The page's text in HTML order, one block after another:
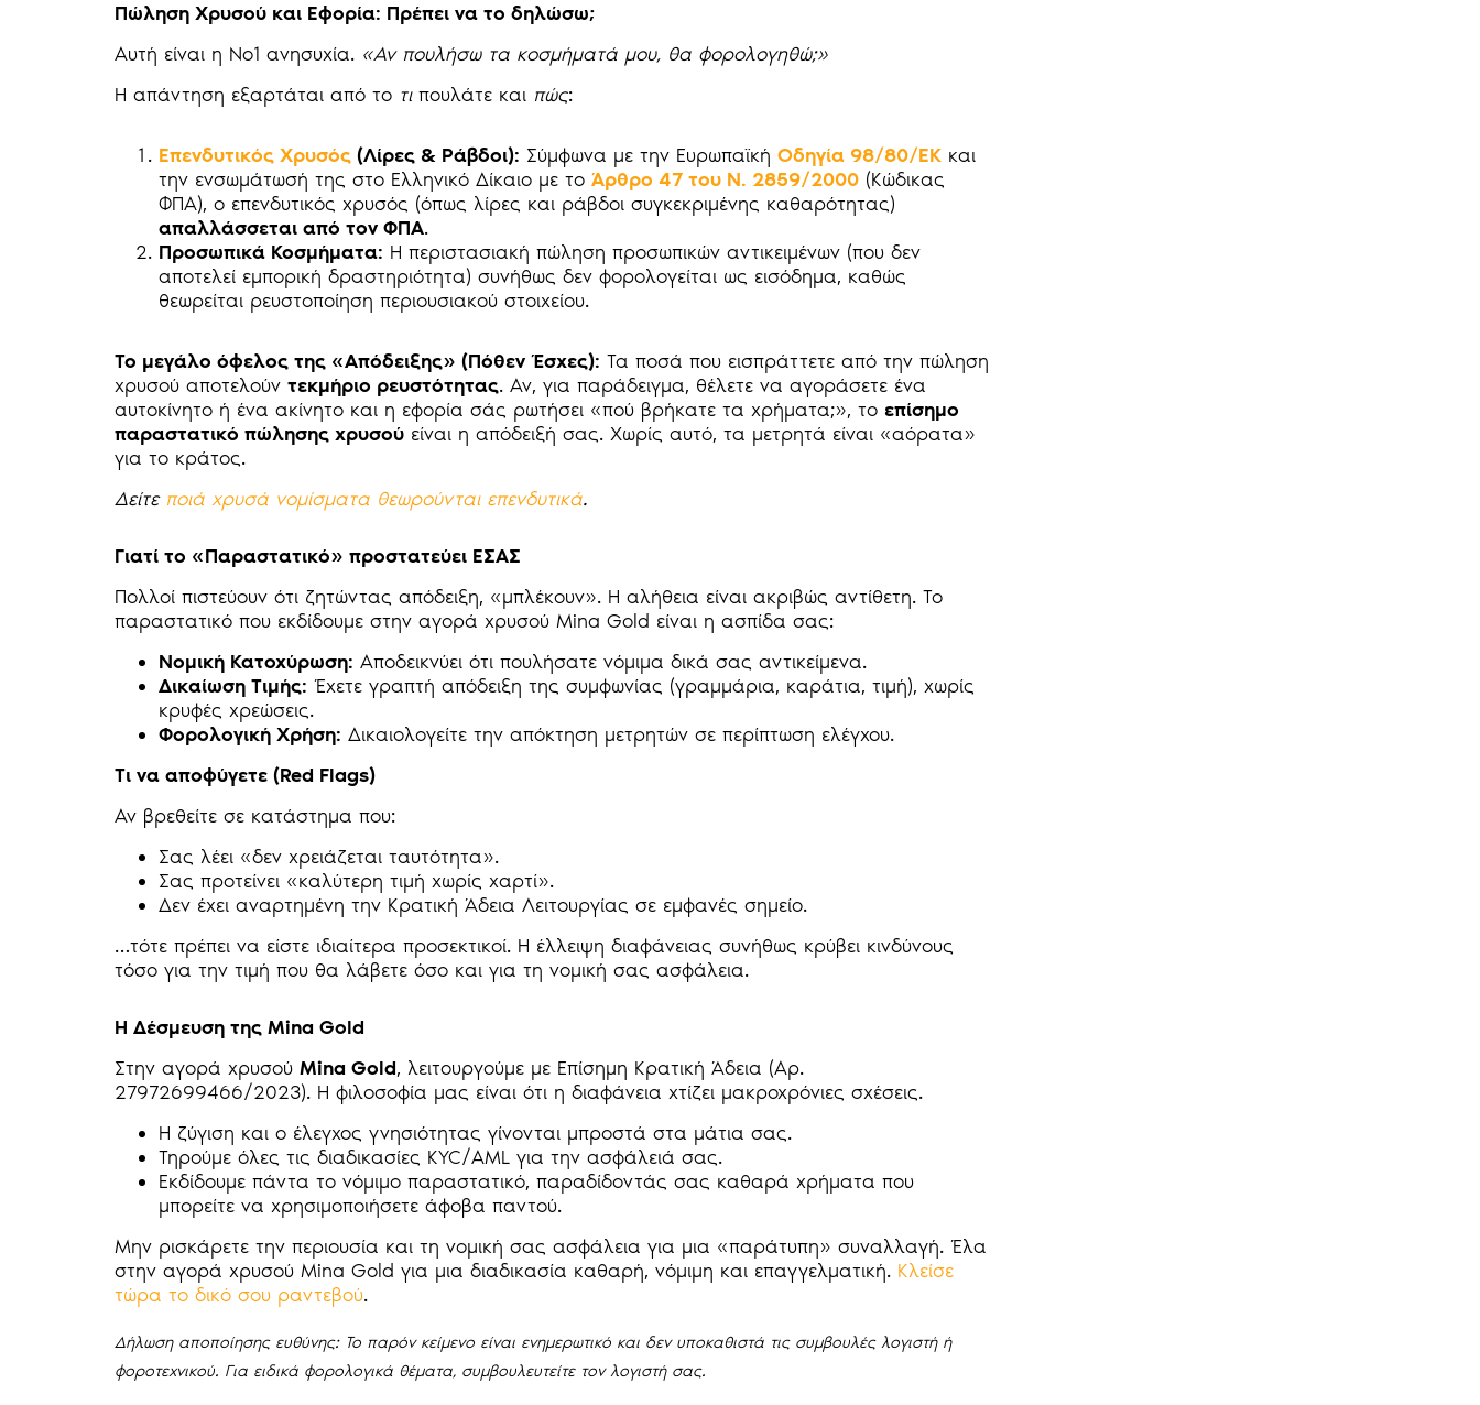
Πώληση Χρυσού και Εφορία: Πρέπει να το δηλώσω;
Αυτή είναι η Νο1 ανησυχία. «Αν πουλήσω τα κοσμήματά μου, θα φορολογηθώ;»
Η απάντηση εξαρτάται από το τιπουλάτε και πώς:
Επενδυτικός Χρυσός (Λίρες & Ράβδοι): Σύμφωνα με την Ευρωπαϊκή Οδηγία 98/80/ΕΚ και
την ενσωμάτωσή της στο Ελληνικό Δίκαιο με το Άρθρο 47 του Ν. 2859/2000 (Κώδικας
ΦΠΑ), ο επενδυτικός χρυσός (όπως λίρες και ράβδοι συγκεκριμένης καθαρότητας)
απαλλάσσεται από τον ΦΠΑ.
Προσωπικά Κοσμήματα: Η περιστασιακή πώληση προσωπικών αντικειμένων (που δεν
αποτελεί εμπορική δραστηριότητα) συνήθως δεν φορολογείται ως εισόδημα, καθώς
θεωρείται ρευστοποίηση περιουσιακού στοιχείου.
Το μεγάλο όφελος της «Απόδειξης» (Πόθεν Έσχες): Τα ποσά που εισπράττετε από την πώληση
χρυσού αποτελούν τεκμήριο ρευστότητας. Αν, για παράδειγμα, θέλετε να αγοράσετε ένα
αυτοκίνητο ή ένα ακίνητο και η εφορία σάς ρωτήσει «πού βρήκατε τα χρήματα;», το επίσημο
παραστατικό πώλησης χρυσού είναι η απόδειξή σας. Χωρίς αυτό, τα μετρητά είναι «αόρατα»
για το κράτος.
Δείτε ποιά χρυσά νομίσματα θεωρούνται επενδυτικά.
Γιατί το «Παραστατικό» προστατεύει ΕΣΑΣ
Πολλοί πιστεύουν ότι ζητώντας απόδειξη, «μπλέκουν». Η αλήθεια είναι ακριβώς αντίθετη. Το
παραστατικό που εκδίδουμε στην αγορά χρυσού Mina Gold είναι η ασπίδα σας:
Νομική Κατοχύρωση: Αποδεικνύει ότι πουλήσατε νόμιμα δικά σας αντικείμενα.
Δικαίωση Τιμής: Έχετε γραπτή απόδειξη της συμφωνίας (γραμμάρια, καράτια, τιμή), χωρίς
κρυφές χρεώσεις.
Φορολογική Χρήση: Δικαιολογείτε την απόκτηση μετρητών σε περίπτωση ελέγχου.
Τι να αποφύγετε (Red Flags)
Αν βρεθείτε σε κατάστημα που:
Σας λέει «δεν χρειάζεται ταυτότητα».
Σας προτείνει «καλύτερη τιμή χωρίς χαρτί».
Δεν έχει αναρτημένη την Κρατική Άδεια Λειτουργίας σε εμφανές σημείο.
…τότε πρέπει να είστε ιδιαίτερα προσεκτικοί. Η έλλειψη διαφάνειας συνήθως κρύβει κινδύνους
τόσο για την τιμή που θα λάβετε όσο και για τη νομική σας ασφάλεια.
Η Δέσμευση της Mina Gold
Στην αγορά χρυσού Mina Gold, λειτουργούμε με Επίσημη Κρατική Άδεια (Αρ.
27972699466/2023). Η φιλοσοφία μας είναι ότι η διαφάνεια χτίζει μακροχρόνιες σχέσεις.
Η ζύγιση και ο έλεγχος γνησιότητας γίνονται μπροστά στα μάτια σας.
Τηρούμε όλες τις διαδικασίες KYC/AML για την ασφάλειά σας.
Εκδίδουμε πάντα το νόμιμο παραστατικό, παραδίδοντάς σας καθαρά χρήματα που
μπορείτε να χρησιμοποιήσετε άφοβα παντού.
Μην ρισκάρετε την περιουσία και τη νομική σας ασφάλεια για μια «παράτυπη» συναλλαγή. Έλα
στην αγορά χρυσού Mina Gold για μια διαδικασία καθαρή, νόμιμη και επαγγελματική. Κλείσε
τώρα το δικό σου ραντεβού.
Δήλωση αποποίησης ευθύνης: Το παρόν κείμενο είναι ενημερωτικό και δεν υποκαθιστά τις συμβουλές λογιστή ή
φοροτεχνικού. Για ειδικά φορολογικά θέματα, συμβουλευτείτε τον λογιστή σας.